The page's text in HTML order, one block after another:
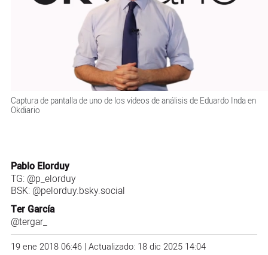
Captura de pantalla de uno de los vídeos de análisis de Eduardo Inda en
Okdiario
Pablo Elorduy
TG: @p_elorduy
BSK: @pelorduy.bsky.social
Ter García
@tergar_
19 ene 2018 06:46 | Actualizado: 18 dic 2025 14:04